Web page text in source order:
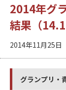
2014年グ
結果（
2014年11月25日
グランプリ・